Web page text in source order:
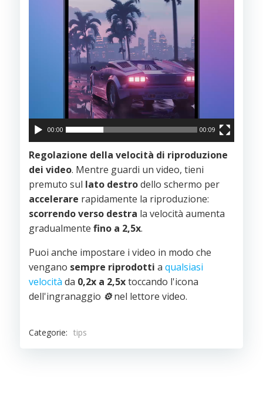
00:00 00:09
Regolazione della velocità di riproduzione
dei video. Mentre guardi un video, tieni
premuto sul lato destrodello schermo per
accelerare rapidamente la riproduzione:
scorrendo verso destra la velocità aumenta
gradualmente fino a 2,5x.
Puoi anche impostare i video in modo che
vengano sempre riprodotti a qualsiasi
velocità da 0,2x a 2,5xtoccando l'icona
dell'ingranaggio ⚙️nel lettore video.
Categorie: tips